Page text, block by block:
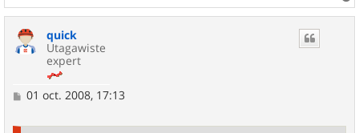
a
quick
Utagawiste
expert
M
01 oct. 2008, 17:13